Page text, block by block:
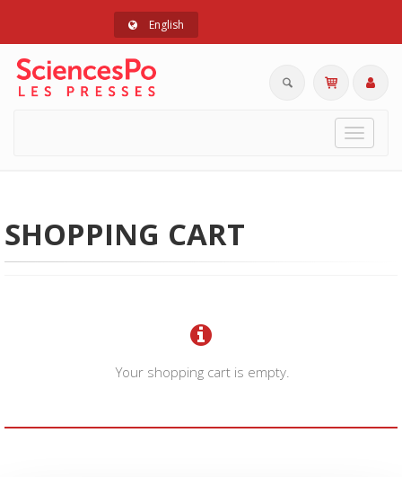
English
Toggle
SHOPPING CART
Your shopping cart is empty.